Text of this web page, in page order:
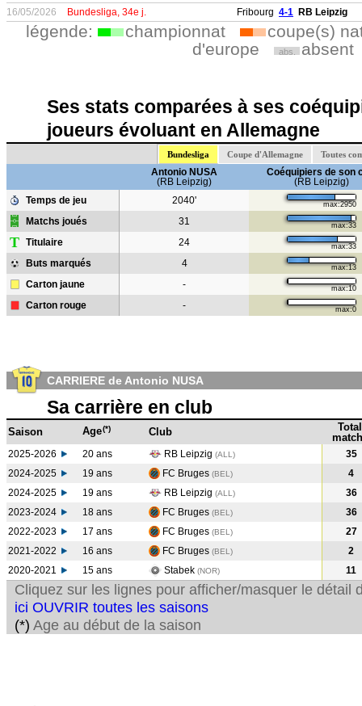
16/05/2026
Bundesliga, 34e j. Fribourg 4-1 RB Leipzig
légende: championnat
coupe(s)
d'europe
abs. absent
Ses stats comparées à ses
joueurs évoluant en Allemagne
Bundesliga Coupe d'Allemagne Toutes
Antonio NUSA
(RB Leipzig)
Coéquipiers de son
(RB Leipzig)
Temps de jeu
2040' max:2950
Matchs joués 31 max:33
T Titulaire 24 max:33
Buts marqués 4 max:13
Carton jaune - max:10
Carton rouge - max:0
CARRIERE de Antonio NUSA
Sa carrière en club
Saison Age(*) Club
Total
2025-2026 20 ans RB Leipzig (ALL)
35
2024-2025
19 ans FC Bruges (BEL )
4
2024-2025
19 ans RB Leipzig (ALL )
36
2023-2024
18 ans FC Bruges (BEL )
36
2022-2023
17 ans FC Bruges (BEL )
27
2021-2022
16 ans FC Bruges (BEL )
2
2020-2021
15 ans Stabek (NOR) 11
Cliquez sur les lignes pour afficher/masquer le détail
ici OUVRIR toutes les saisons
(*) Age au début de la saison